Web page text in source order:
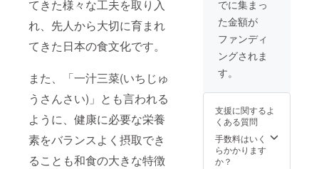
てきた様々な⼯夫を取り⼊
れ、先⼈から⼤切に育まれ
てきた⽇本の⾷⽂化です。
また、「⼀汁三菜(いちじゅ
うさんさい)」とも⾔われる
ように、健康に必要な栄養
素をバランスよく摂取でき
ることも和⾷の⼤きな特徴
て育て
おいし
い野菜
てもら
と有機
野菜づ
くりの
苦労を
にじま
せつつ
中には
成長促
進を目
的とし
た【抗
物】が
ていま
す。し
かし吉
玉畜産
でに集まっ
た金額が
ファンディ
ングされま
す。
支援に関するよ
くある質問
手数料はいく
らかかります
か？